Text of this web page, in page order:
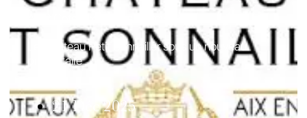
Le Château Petit Sonnailler sous un nouveau
propriétaire
21 Déc 2025